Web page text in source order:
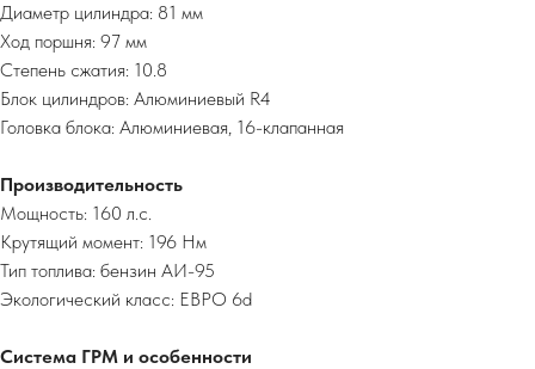
Диаметр цилиндра: 81 мм
Ход поршня: 97 мм
Степень сжатия: 10.8
Блок цилиндров: Алюминиевый R4
Головка блока: Алюминиевая, 16-клапанная
Производительность
Мощность: 160 л.с.
Крутящий момент: 196 Нм
Тип топлива: бензин АИ-95
Экологический класс: ЕВРО 6d
Система ГРМ и особенности